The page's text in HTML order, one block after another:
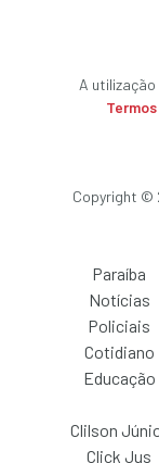
A
Copyright ©
Paraíba
Notícias
Policiais
Cotidiano
Educação
Clilson
Click Jus